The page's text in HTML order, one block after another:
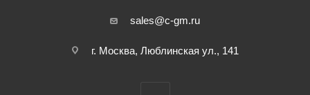
sales@c-gm.ru
г. Москва, Люблинская ул., 141